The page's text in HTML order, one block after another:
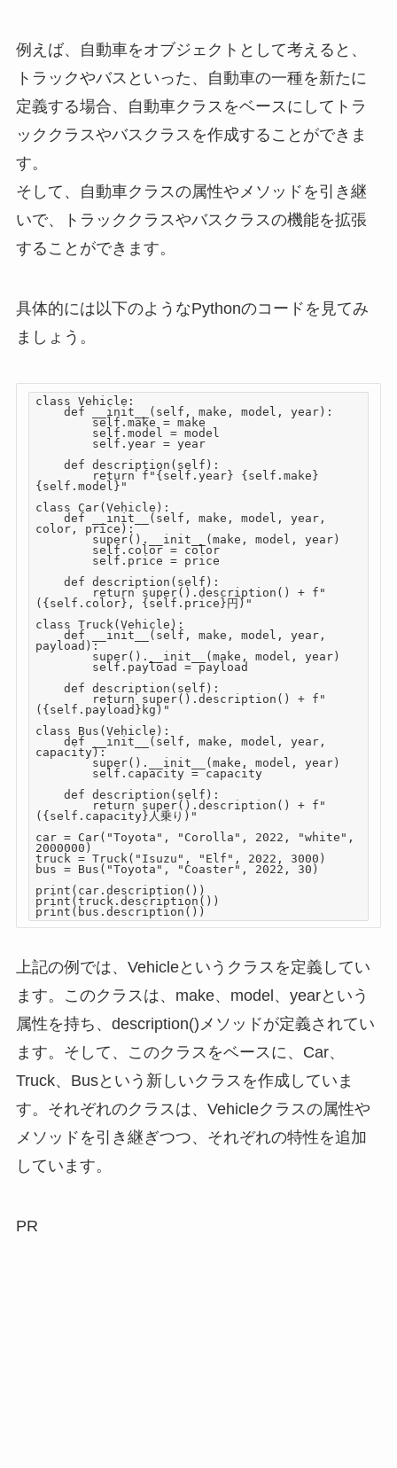
例えば、自動車をオブジェクトとして考えると、
トラックやバスといった、自動車の一種を新たに
定義する場合、自動車クラスをベースにしてトラ
ッククラスやバスクラスを作成することができま
す。
そして、自動車クラスの属性やメソッドを引き継
いで、トラッククラスやバスクラスの機能を拡張
することができます。
具体的には以下のようなPythonのコードを見てみ
ましょう。
class Vehicle:
{self.model}"
class Car(Vehicle):
color, price):
        super().__init__(make, model, year)
({self.color}, {self.price}円)"
class Truck(Vehicle):
payload):
        super().__init__(make, model, year)
({self.payload}kg)"
class Bus(Vehicle):
capacity):
        super().__init__(make, model, year)
({self.capacity}人乗り)"
car = Car("Toyota", "Corolla", 2022, "white",
2000000)
truck = Truck("Isuzu", "Elf", 2022, 3000)
bus = Bus("Toyota", "Coaster", 2022, 30)
print(car.description())
print(truck.description())
上記の例では、Vehicleというクラスを定義してい
ます。このクラスは、make、model、yearという
属性を持ち、description()メソッドが定義されてい
ます。そして、このクラスをベースに、Car、
Truck、Busという新しいクラスを作成していま
す。それぞれのクラスは、Vehicleクラスの属性や
メソッドを引き継ぎつつ、それぞれの特性を追加
しています。
PR